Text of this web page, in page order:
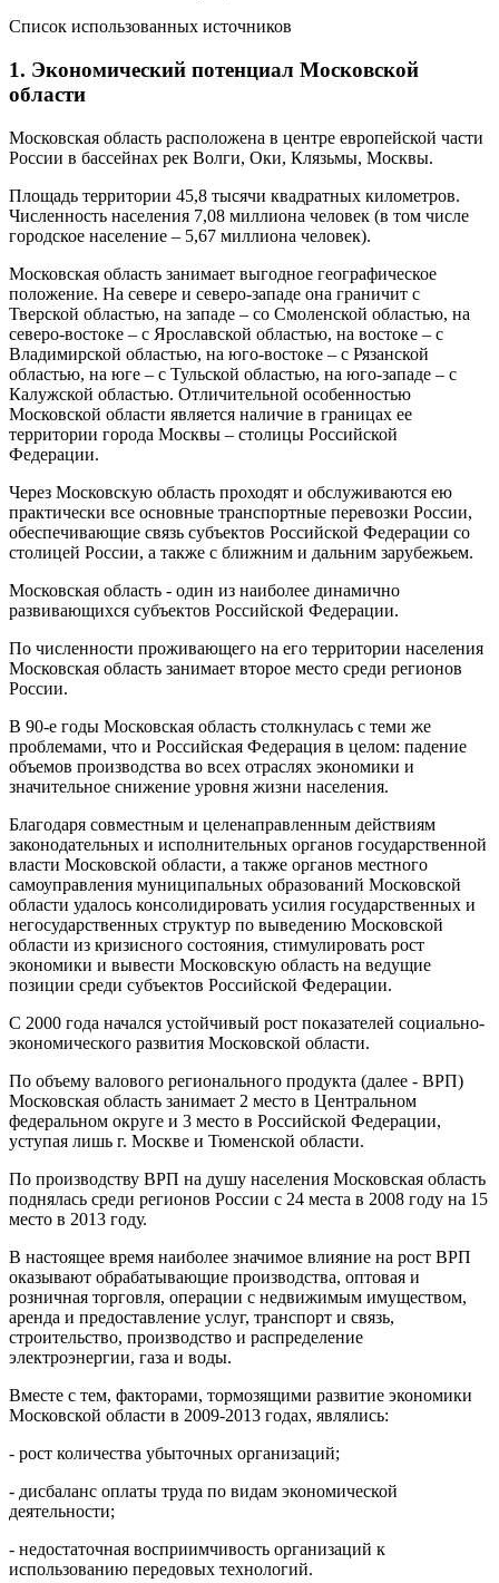
Список использованных источников
1. Экономический потенциал Московской
области
Московская область расположена в центре европейской части
России в бассейнах рек Волги, Оки, Клязьмы, Москвы.
Площадь территории 45,8 тысячи квадратных километров.
Численность населения 7,08 миллиона человек (в том числе
городское население – 5,67 миллиона человек).
Московская область занимает выгодное географическое
положение. На севере и северо-западе она граничит с
Тверской областью, на западе – со Смоленской областью, на
северо-востоке – с Ярославской областью, на востоке – с
Владимирской областью, на юго-востоке – с Рязанской
областью, на юге – с Тульской областью, на юго-западе – с
Калужской областью. Отличительной особенностью
Московской области является наличие в границах ее
территории города Москвы – столицы Российской
Федерации.
Через Московскую область проходят и обслуживаются ею
практически все основные транспортные перевозки России,
обеспечивающие связь субъектов Российской Федерации со
столицей России, а также с ближним и дальним зарубежьем.
Московская область - один из наиболее динамично
развивающихся субъектов Российской Федерации.
По численности проживающего на его территории населения
Московская область занимает второе место среди регионов
России.
В 90-е годы Московская область столкнулась с теми же
проблемами, что и Российская Федерация в целом: падение
объемов производства во всех отраслях экономики и
значительное снижение уровня жизни населения.
Благодаря совместным и целенаправленным действиям
законодательных и исполнительных органов государственной
власти Московской области, а также органов местного
самоуправления муниципальных образований Московской
области удалось консолидировать усилия государственных и
негосударственных структур по выведению Московской
области из кризисного состояния, стимулировать рост
экономики и вывести Московскую область на ведущие
позиции среди субъектов Российской Федерации.
С 2000 года начался устойчивый рост показателей социально-
экономического развития Московской области.
По объему валового регионального продукта (далее - ВРП)
Московская область занимает 2 место в Центральном
федеральном округе и 3 место в Российской Федерации,
уступая лишь г. Москве и Тюменской области.
По производству ВРП на душу населения Московская область
поднялась среди регионов России с 24 места в 2008 году на 15
место в 2013 году.
В настоящее время наиболее значимое влияние на рост ВРП
оказывают обрабатывающие производства, оптовая и
розничная торговля, операции с недвижимым имуществом,
аренда и предоставление услуг, транспорт и связь,
строительство, производство и распределение
электроэнергии, газа и воды.
Вместе с тем, факторами, тормозящими развитие экономики
Московской области в 2009-2013 годах, являлись:
- рост количества убыточных организаций;
- дисбаланс оплаты труда по видам экономической
деятельности;
- недостаточная восприимчивость организаций к
использованию передовых технологий.